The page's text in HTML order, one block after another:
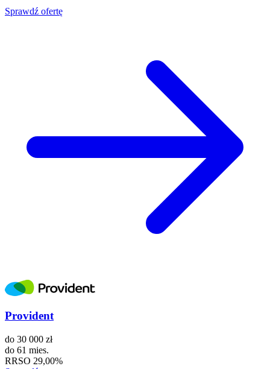
Sprawdź ofertę
Provident
do 30 000 zł
do 61 mies.
RRSO 29,00%